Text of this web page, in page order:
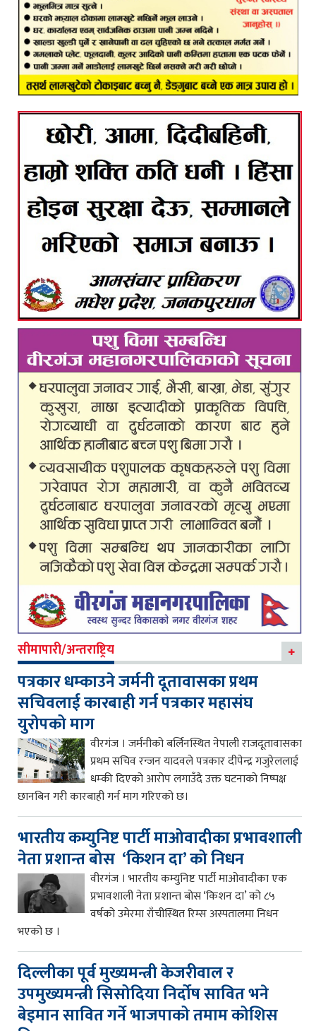
सीमापारी/अन्तराष्ट्रिय
पत्रकार धम्काउने जर्मनी दूतावासका प्रथम
सचिवलाई कारबाही गर्न पत्रकार महासंघ
युरोपको माग
वीरगंज । जर्मनीको बर्लिनस्थित नेपाली राजदूतावासका
प्रथम सचिव रन्जन यादवले पत्रकार दीपेन्द्र गजुरेललाई
धम्की दिएको आरोप लगाउँदै उक्त घटनाको निष्पक्ष
छानबिन गरी कारबाही गर्न माग गरिएको छ।
भारतीय कम्युनिष्ट पार्टी माओवादीका प्रभावशाली
नेता प्रशान्त बोस ‘किशन दा’ को निधन
वीरगंज । भारतीय कम्युनिष्ट पार्टी माओवादीका एक
प्रभावशाली नेता प्रशान्त बोस ‘किशन दा’ को ८५
वर्षको उमेरमा राँचीस्थित रिम्स अस्पतालमा निधन
भएको छ ।
दिल्लीका पूर्व मुख्यमन्त्री केजरीवाल र
उपमुख्यमन्त्री सिसोदिया निर्दोष सावित भने
बेइमान सावित गर्ने भाजपाको तमाम कोशिस